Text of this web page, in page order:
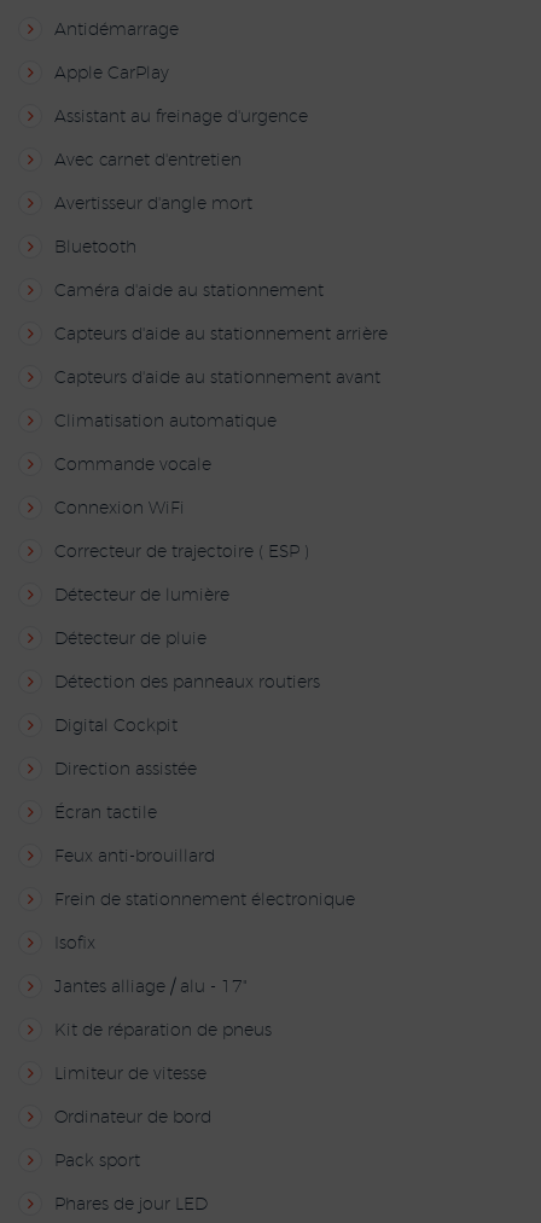
Antidémarrage
Apple CarPlay
Assistant au freinage d'urgence
Avec carnet d'entretien
Avertisseur d'angle mort
Bluetooth
Caméra d'aide au stationnement
Capteurs d'aide au stationnement arrière
Capteurs d'aide au stationnement avant
Climatisation automatique
Commande vocale
Connexion WiFi
Correcteur de trajectoire ( ESP )
Détecteur de lumière
Détecteur de pluie
Détection des panneaux routiers
Digital Cockpit
Direction assistée
Écran tactile
Feux anti-brouillard
Frein de stationnement électronique
Isofix
Jantes alliage / alu - 17"
Kit de réparation de pneus
Limiteur de vitesse
Ordinateur de bord
Pack sport
Phares de jour LED